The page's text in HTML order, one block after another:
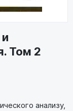
Том 2
анализу,